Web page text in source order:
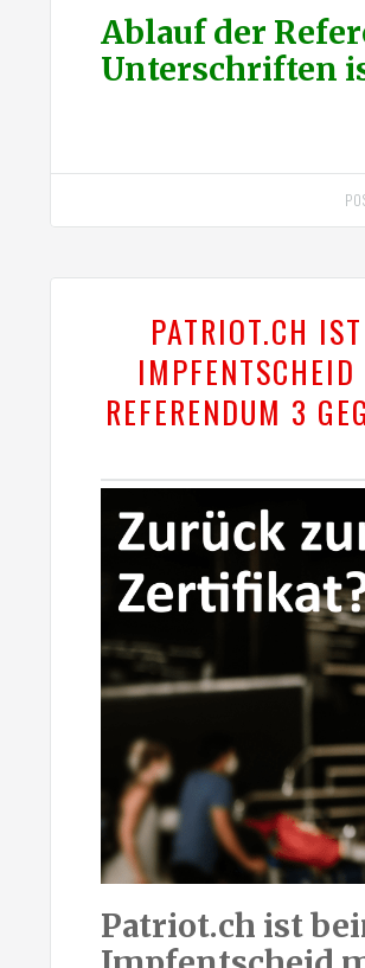
Ablauf der
Unterschriften
PATRIOT.CH
REFERENDUM 3
Patriot.ch ist